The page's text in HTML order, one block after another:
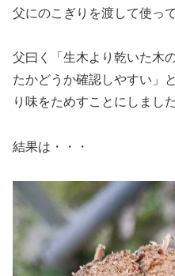
父にのこぎりを渡して使っ
父曰く「生木より乾いた木
たかどうか確認しやすい」
り味をためすことにしました
結果は・・・